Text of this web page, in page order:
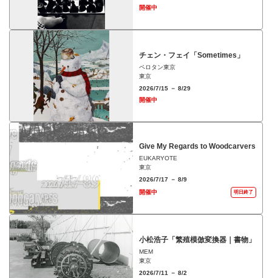
開催中
チェン・フェイ「Sometimes」
ペロタン東京
東京
2026/7/15 － 8/29
開催中
Give My Regards to Woodcarvers
EUKARYOTE
東京
2026/7/17 － 8/9
開催中
明日終了
小松浩子「繁殖模倣変換器｜書物」
MEM
東京
2026/7/11 － 8/2